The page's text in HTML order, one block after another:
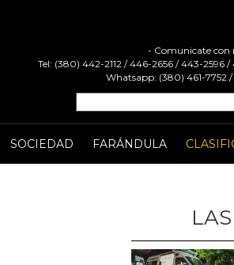
- Comunicate con
Tel: (380) 442-2112 / 446-2656 / 443-2596
Whatsapp: (380) 461-7752
SOCIEDAD FARÁNDULA